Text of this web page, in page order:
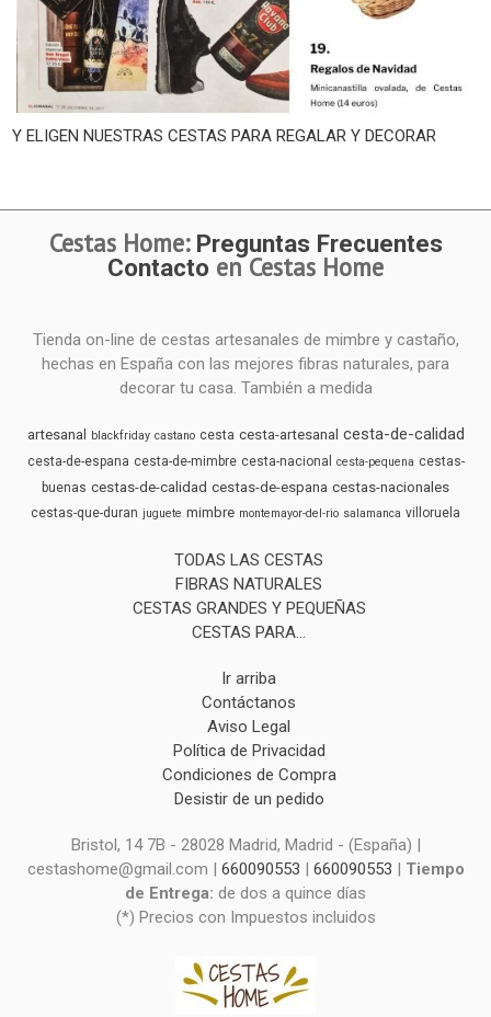
Y ELIGEN NUESTRAS CESTAS PARA REGALAR Y DECORAR
Cestas Home: Preguntas Frecuentes
Contacto en Cestas Home
Tienda on-line de cestas artesanales de mimbre y castaño,
hechas en España con las mejores fibras naturales, para
decorar tu casa. También a medida
artesanal blackfriday castano cesta cesta-artesanal cesta-de-calidad
cesta-de-espana cesta-de-mimbre cesta-nacional cesta-pequena cestas-
buenas cestas-de-calidad cestas-de-espana cestas-nacionales
cestas-que-duran juguete mimbre montemayor-del-rio salamanca villoruela
TODAS LAS CESTAS
FIBRAS NATURALES
CESTAS GRANDES Y PEQUEÑAS
CESTAS PARA...
Ir arriba
Contáctanos
Aviso Legal
Política de Privacidad
Condiciones de Compra
Desistir de un pedido
Bristol, 14 7B - 28028 Madrid, Madrid - (España) |
cestashome@gmail.com | 660090553 | 660090553 | Tiempo
de Entrega: de dos a quince días
(*) Precios con Impuestos incluidos